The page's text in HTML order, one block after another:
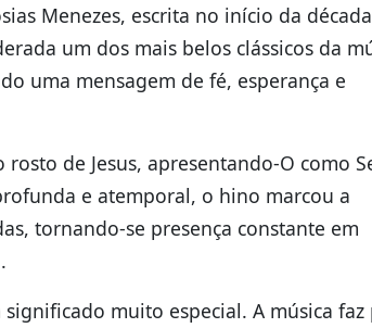
Menezes, escrita no início da
um dos mais belos clássicos da
uma mensagem de fé, esperança e
de Jesus, apresentando-O como
e atemporal, o hino marcou a
tornando-se presença constante em
muito especial. A música faz